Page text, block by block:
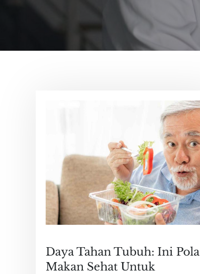
Daya Tahan Tubuh: Ini Pola
Makan Sehat Untuk